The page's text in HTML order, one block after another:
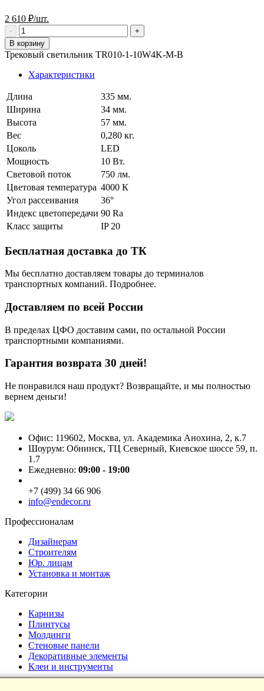
2 610 ₽/шт.
В корзину
Трековый светильник TR010-1-10W4K-M-B
Характеристики
Длина
335 мм.
Ширина
34 мм.
Высота
57 мм.
Вес
0,280 кг.
Цоколь
LED
Мощность
10 Вт.
Световой поток
750 лм.
Цветовая температура 4000 К
Угол рассеивания
36°
Индекс цветопередачи 90 Ra
Класс защиты
IP 20
Бесплатная доставка до ТК
Мы бесплатно доставляем товары до терминалов
транспортных компаний. Подробнее.
Доставляем по всей России
В пределах ЦФО доставим сами, по остальной России
транспортными компаниями.
Гарантия возврата 30 дней!
Не понравился наш продукт? Возвращайте, и мы полностью
вернем деньги!
Офис: 119602, Москва, ул. Академика Анохина, 2, к.7
Шоурум: Обнинск, ТЦ Северный, Киевское шоссе 59, п.
1.7
Ежедневно: 09:00 - 19:00
+7 (499) 34 66 906
info@endecor.ru
Профессионалам
Дизайнерам
Строителям
Юр. лицам
Установка и монтаж
Категории
Карнизы
Плинтусы
Молдинги
Стеновые панели
Декоративные элементы
Клеи и инструменты